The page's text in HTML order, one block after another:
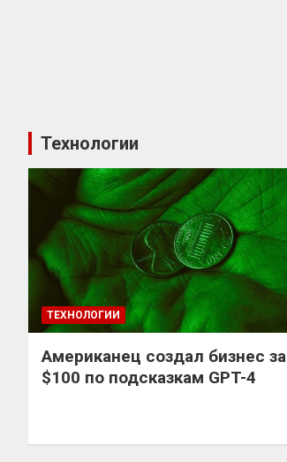
Технологии
ТЕХНОЛОГИИ
Американец создал бизнес за
$100 по подсказкам GPT-4